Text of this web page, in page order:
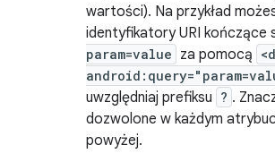
wartości). Na przykład
identyfikatory URI kończące
param=value za pomocą
uwzględniaj prefiksu ? .
dozwolone w każdym
powyżej.